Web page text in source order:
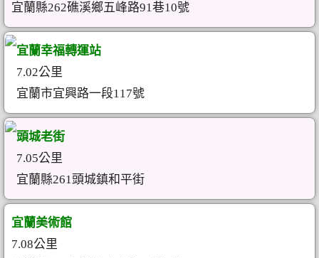
宜蘭縣262礁溪鄉五峰路91巷10號
宜蘭幸福轉運站
7.02公里
宜蘭市宜興路一段117號
頭城老街
7.05公里
宜蘭縣261頭城鎮和平街
宜蘭美術館
7.08公里